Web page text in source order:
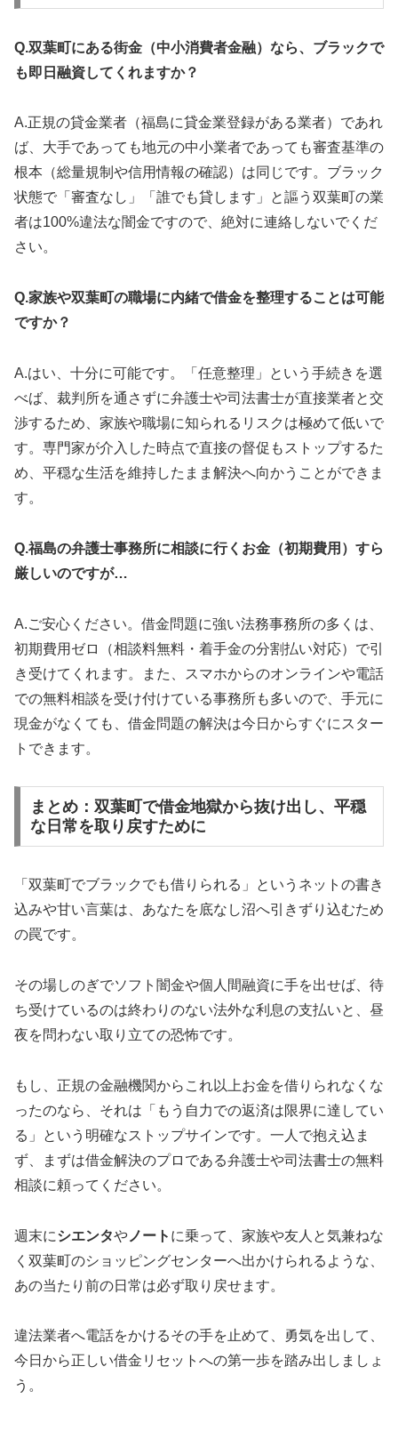
Q.双葉町にある街金（中小消費者金融）なら、ブラックで
も即日融資してくれますか？
A.正規の貸金業者（福島に貸金業登録がある業者）であれ
ば、大手であっても地元の中小業者であっても審査基準の
根本（総量規制や信用情報の確認）は同じです。ブラック
状態で「審査なし」「誰でも貸します」と謳う双葉町の業
者は100%違法な闇金ですので、絶対に連絡しないでくだ
さい。
Q.家族や双葉町の職場に内緒で借金を整理することは可能
ですか？
A.はい、十分に可能です。「任意整理」という手続きを選
べば、裁判所を通さずに弁護士や司法書士が直接業者と交
渉するため、家族や職場に知られるリスクは極めて低いで
す。専門家が介入した時点で直接の督促もストップするた
め、平穏な生活を維持したまま解決へ向かうことができま
す。
Q.福島の弁護士事務所に相談に行くお金（初期費用）すら
厳しいのですが…
A.ご安心ください。借金問題に強い法務事務所の多くは、
初期費用ゼロ（相談料無料・着手金の分割払い対応）で引
き受けてくれます。また、スマホからのオンラインや電話
での無料相談を受け付けている事務所も多いので、手元に
現金がなくても、借金問題の解決は今日からすぐにスター
トできます。
まとめ：双葉町で借金地獄から抜け出し、平穏
な日常を取り戻すために
「双葉町でブラックでも借りられる」というネットの書き
込みや甘い言葉は、あなたを底なし沼へ引きずり込むため
の罠です。
その場しのぎでソフト闇金や個人間融資に手を出せば、待
ち受けているのは終わりのない法外な利息の支払いと、昼
夜を問わない取り立ての恐怖です。
もし、正規の金融機関からこれ以上お金を借りられなくな
ったのなら、それは「もう自力での返済は限界に達してい
る」という明確なストップサインです。一人で抱え込ま
ず、まずは借金解決のプロである弁護士や司法書士の無料
相談に頼ってください。
週末にシエンタや ノート に乗って、家族や友人と気兼ねな
く双葉町のショッピングセンターへ出かけられるような、
あの当たり前の日常は必ず取り戻せます。
違法業者へ電話をかけるその手を止めて、勇気を出して、
今日から正しい借金リセットへの第一歩を踏み出しましょ
う。